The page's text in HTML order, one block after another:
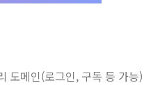
도메인(로그인, 구독 등 가능)